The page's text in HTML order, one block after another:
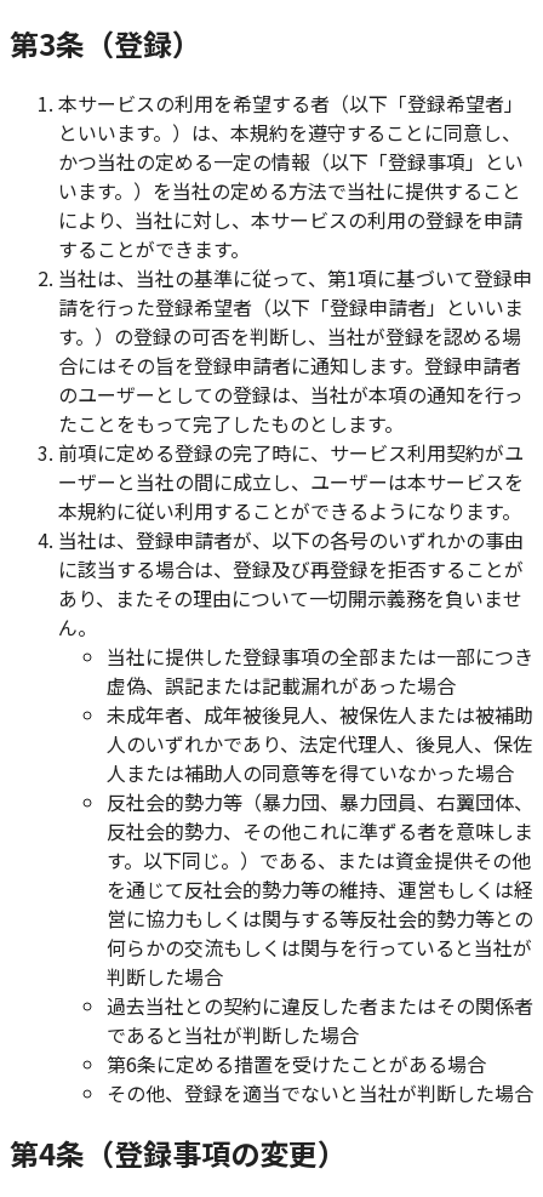
第3条（登録）
本サービスの利用を希望する者（以下「登録希望者」
といいます。）は、本規約を遵守することに同意し、
かつ当社の定める一定の情報（以下「登録事項」とい
います。）を当社の定める方法で当社に提供すること
により、当社に対し、本サービスの利用の登録を申請
することができます。
当社は、当社の基準に従って、第1項に基づいて登録申
請を行った登録希望者（以下「登録申請者」といいま
す。）の登録の可否を判断し、当社が登録を認める場
合にはその旨を登録申請者に通知します。登録申請者
のユーザーとしての登録は、当社が本項の通知を行っ
たことをもって完了したものとします。
前項に定める登録の完了時に、サービス利用契約がユ
ーザーと当社の間に成立し、ユーザーは本サービスを
本規約に従い利用することができるようになります。
当社は、登録申請者が、以下の各号のいずれかの事由
に該当する場合は、登録及び再登録を拒否することが
あり、またその理由について一切開示義務を負いませ
ん。
当社に提供した登録事項の全部または一部につき
虚偽、誤記または記載漏れがあった場合
未成年者、成年被後見人、被保佐人または被補助
人のいずれかであり、法定代理人、後見人、保佐
人または補助人の同意等を得ていなかった場合
反社会的勢力等（暴力団、暴力団員、右翼団体、
反社会的勢力、その他これに準ずる者を意味しま
す。以下同じ。）である、または資金提供その他
を通じて反社会的勢力等の維持、運営もしくは経
営に協力もしくは関与する等反社会的勢力等との
何らかの交流もしくは関与を行っていると当社が
判断した場合
過去当社との契約に違反した者またはその関係者
であると当社が判断した場合
第6条に定める措置を受けたことがある場合
その他、登録を適当でないと当社が判断した場合
第4条（登録事項の変更）